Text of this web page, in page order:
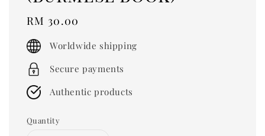
Regular
price
RM 30.00
Worldwide shipping
Secure payments
Authentic products
Quantity